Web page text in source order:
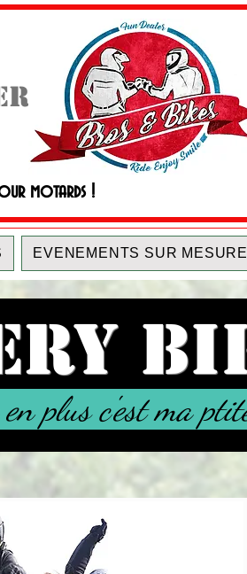
motards !
EVENEMENTS SUR MESURE
plus c'est ma